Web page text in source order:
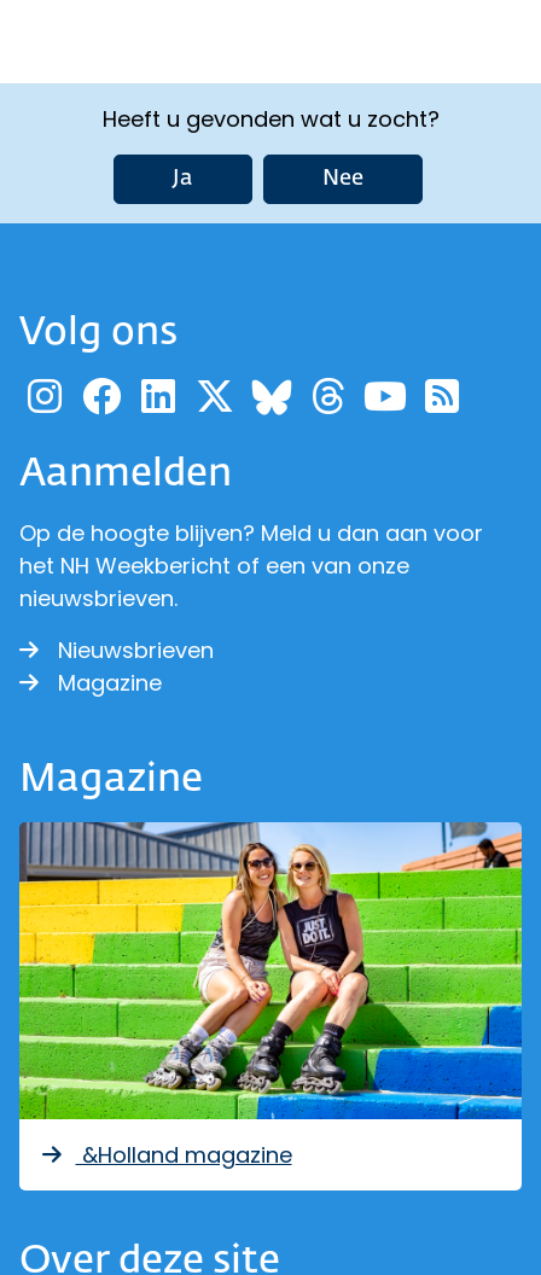
Heeft u gevonden wat u zocht?
Ja Nee
Volg ons
Ga naar de pagina van
Ga naar de pagina
Ga naar de
Ga naar de
Ga naar de
Ga naar
Ga
Aanmelden
Op de hoogte blijven? Meld u dan aan voor
het NH Weekbericht of een van onze
nieuwsbrieven.
Nieuwsbrieven
Magazine
Magazine
&Holland magazine
Over deze site